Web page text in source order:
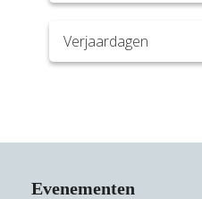
Verjaardagen
Evenementen